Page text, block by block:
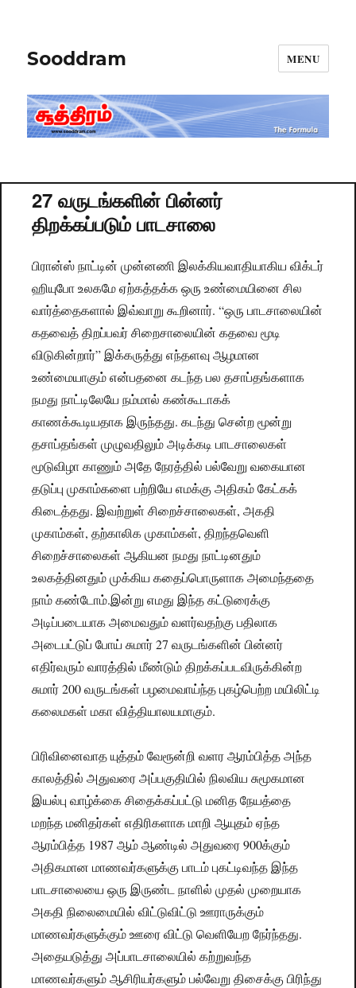
Sooddram MENU
27 வருடங்களின் பின்னர்
திறக்கப்படும் பாடசாலை
பிரான்ஸ் நாட்டின் முன்னணி இலக்கியவாதியாகிய விக்டர்
ஹியுபோ உலகமே ஏற்கத்தக்க ஒரு உண்மையினை சில
வார்த்தைகளால் இவ்வாறு கூறினார். “ஒரு பாடசாலையின்
கதவைத் திறப்பவர் சிறைசாலையின் கதவை மூடி
விடுகின்றார்” இக்கருத்து எந்தளவு ஆழமான
உண்மையாகும் என்பதனை கடந்த பல தசாப்தங்களாக
நமது நாட்டிலேயே நம்மால் கண்கூடாகக்
காணக்கூடியதாக இருந்தது. கடந்து சென்ற மூன்று
தசாப்தங்கள் முழுவதிலும் அடிக்கடி பாடசாலைகள்
மூடுவிழா காணும் அதே நேரத்தில் பல்வேறு வகையான
தடுப்பு முகாம்களை பற்றியே எமக்கு அதிகம் கேட்கக்
கிடைத்தது. இவற்றுள் சிறைச்சாலைகள், அகதி
முகாம்கள், தற்காலிக முகாம்கள், திறந்தவெளி
சிறைச்சாலைகள் ஆகியன நமது நாட்டினதும்
உலகத்தினதும் முக்கிய கதைப்பொருளாக அமைந்ததை
நாம் கண்டோம்.இன்று எமது இந்த கட்டுரைக்கு
அடிப்படையாக அமைவதும் வளர்வதற்கு பதிலாக
அடைபட்டுப் போய் சுமார் 27 வருடங்களின் பின்னர்
எதிர்வரும் வாரத்தில் மீண்டும் திறக்கப்படவிருக்கின்ற
சுமார் 200 வருடங்கள் பழமைவாய்ந்த புகழ்பெற்ற மயிலிட்டி
கலைமகள் மகா வித்தியாலயமாகும்.
பிரிவினைவாத யுத்தம் வேரூன்றி வளர ஆரம்பித்த அந்த
காலத்தில் அதுவரை அப்பகுதியில் நிலவிய சுமூகமான
இயல்பு வாழ்க்கை சிதைக்கப்பட்டு மனித நேயத்தை
மறந்த மனிதர்கள் எதிரிகளாக மாறி ஆயுதம் ஏந்த
ஆரம்பித்த 1987 ஆம் ஆண்டில் அதுவரை 900க்கும்
அதிகமான மாணவர்களுக்கு பாடம் புகட்டிவந்த இந்த
பாடசாலையை ஒரு இருண்ட நாளில் முதல் முறையாக
அகதி நிலைமையில் விட்டுவிட்டு ஊராருக்கும்
மாணவர்களுக்கும் ஊரை விட்டு வெளியேற நேர்ந்தது.
அதையடுத்து அப்பாடசாலையில் கற்றுவந்த
மாணவர்களும் ஆசிரியர்களும் பல்வேறு திசைக்கு பிரிந்து